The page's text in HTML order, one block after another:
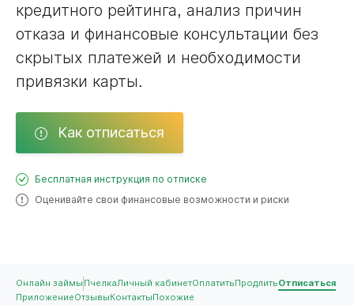
кредитного рейтинга, анализ причин
отказа и финансовые консультации без
скрытых платежей и необходимости
привязки карты.
Как отписаться
Бесплатная инструкция по отписке
Оценивайте свои финансовые возможности и риски
Онлайн займы ПчелкаЛичный кабинетОплатитьПродлитьОтписаться
ПриложениеОтзывыКонтактыПохожие